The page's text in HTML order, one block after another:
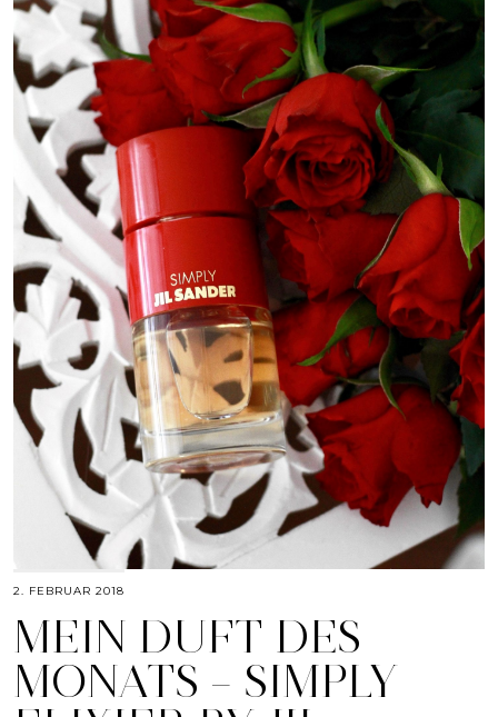
2. FEBRUAR 2018
MEIN DUFT DES
MONATS – SIMPLY